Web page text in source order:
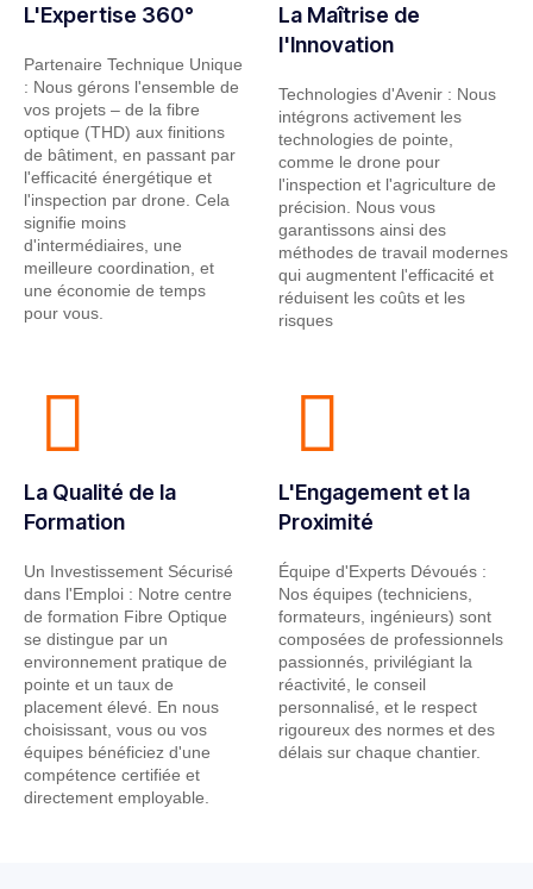
L'Expertise 360°
Partenaire Technique Unique
: Nous gérons l'ensemble de
vos projets – de la fibre
optique (THD) aux finitions
de bâtiment, en passant par
l'efficacité énergétique et
l'inspection par drone. Cela
signifie moins
d'intermédiaires, une
meilleure coordination, et
une économie de temps
pour vous.
La Maîtrise de
l'Innovation
Technologies d'Avenir : Nous
intégrons activement les
technologies de pointe,
comme le drone pour
l'inspection et l'agriculture de
précision. Nous vous
garantissons ainsi des
méthodes de travail modernes
qui augmentent l'efficacité et
réduisent les coûts et les
risques
La Qualité de la
Formation
Un Investissement Sécurisé
dans l'Emploi : Notre centre
de formation Fibre Optique
se distingue par un
environnement pratique de
pointe et un taux de
placement élevé. En nous
choisissant, vous ou vos
équipes bénéficiez d'une
compétence certifiée et
directement employable.
L'Engagement et la
Proximité
Équipe d'Experts Dévoués :
Nos équipes (techniciens,
formateurs, ingénieurs) sont
composées de professionnels
passionnés, privilégiant la
réactivité, le conseil
personnalisé, et le respect
rigoureux des normes et des
délais sur chaque chantier.